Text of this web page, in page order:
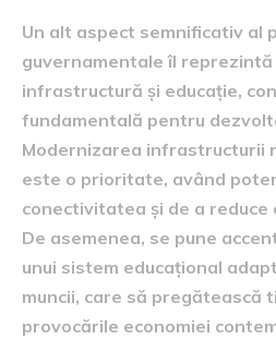
Un alt aspect semnificativ al
guvernamentale îl
infrastructură și educație,
fundamentală pentru
Modernizarea infrastructurii
este o prioritate, având
conectivitatea și de a
De asemenea, se pune
unui sistem educațional
muncii, care să pregătească
provocările economiei